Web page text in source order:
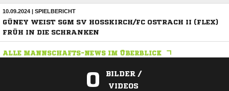
10.09.2024 | SPIELBERICHT
GÜNEY WEIST SGM SV HOSSKIRCH/FC OSTRACH II (FLEX) F
RÜH IN DIE SCHRANKEN
ALLE MANNSCHAFTS-NEWS IM ÜBERBLICK
0
BILDER /
VIDEOS